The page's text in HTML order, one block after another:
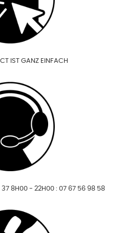
IST GANZ EINFACH
8H00 - 22H00 : 07 67 56 98 58